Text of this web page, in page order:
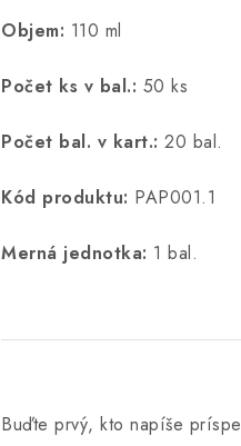
Objem: 110 ml
Počet ks v bal.: 50 ks
Počet bal. v kart.: 20 bal.
Kód produktu: PAP001.1
Merná jednotka: 1 bal.
Buďte prvý, kto napíše